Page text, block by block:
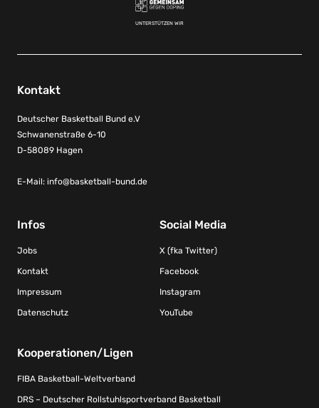
UNTERSTÜTZEN WIR
Kontakt
Deutscher Basketball Bund e.V
Schwanenstraße 6-10
D-58089 Hagen
E-Mail: info@basketball-bund.de
Infos
Jobs
Kontakt
Impressum
Datenschutz
Social Media
X (fka Twitter)
Facebook
Instagram
YouTube
Kooperationen/Ligen
FIBA Basketball-Weltverband
DRS – Deutscher Rollstuhlsportverband Basketball